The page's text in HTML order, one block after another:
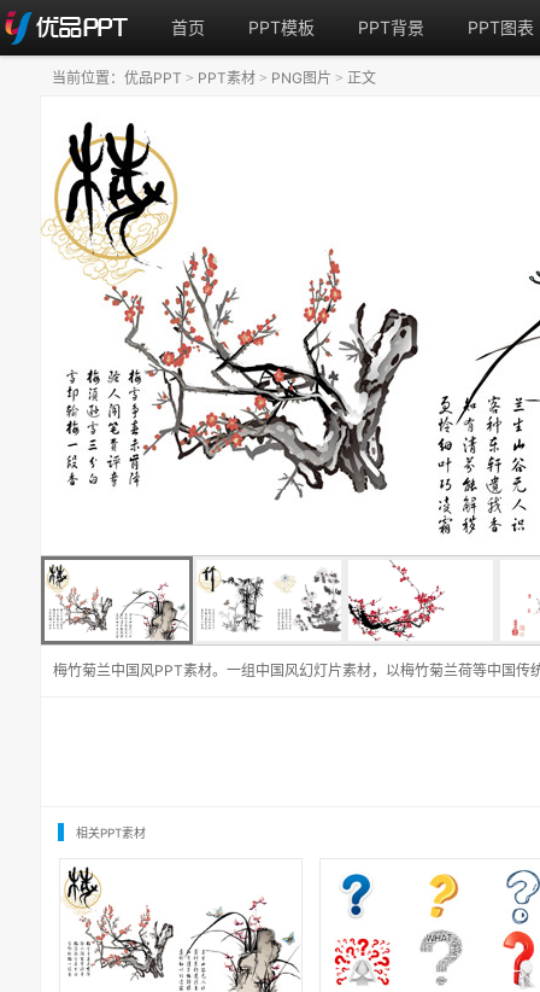
首页 PPT模板 PPT背景 PPT图表
梅竹菊兰中国风PPT素材。一组中国风幻灯片素材，以梅竹菊兰荷等中国传
当前位置： 优品PPT > PPT素材 > PNG图片 > 正文
相关PPT素材